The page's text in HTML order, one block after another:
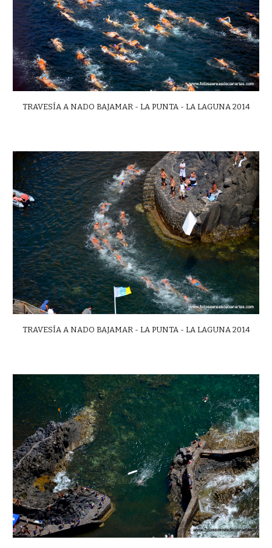
TRAVESÍA A NADO BAJAMAR - LA PUNTA - LA LAGUNA 2014
TRAVESÍA A NADO BAJAMAR - LA PUNTA - LA LAGUNA 2014